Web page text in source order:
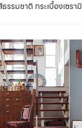
ธรรมชาติ กระเบื้องเซร